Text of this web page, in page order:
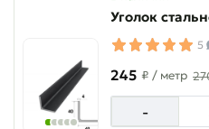
Уголок
5
245 ₽ / метр
-